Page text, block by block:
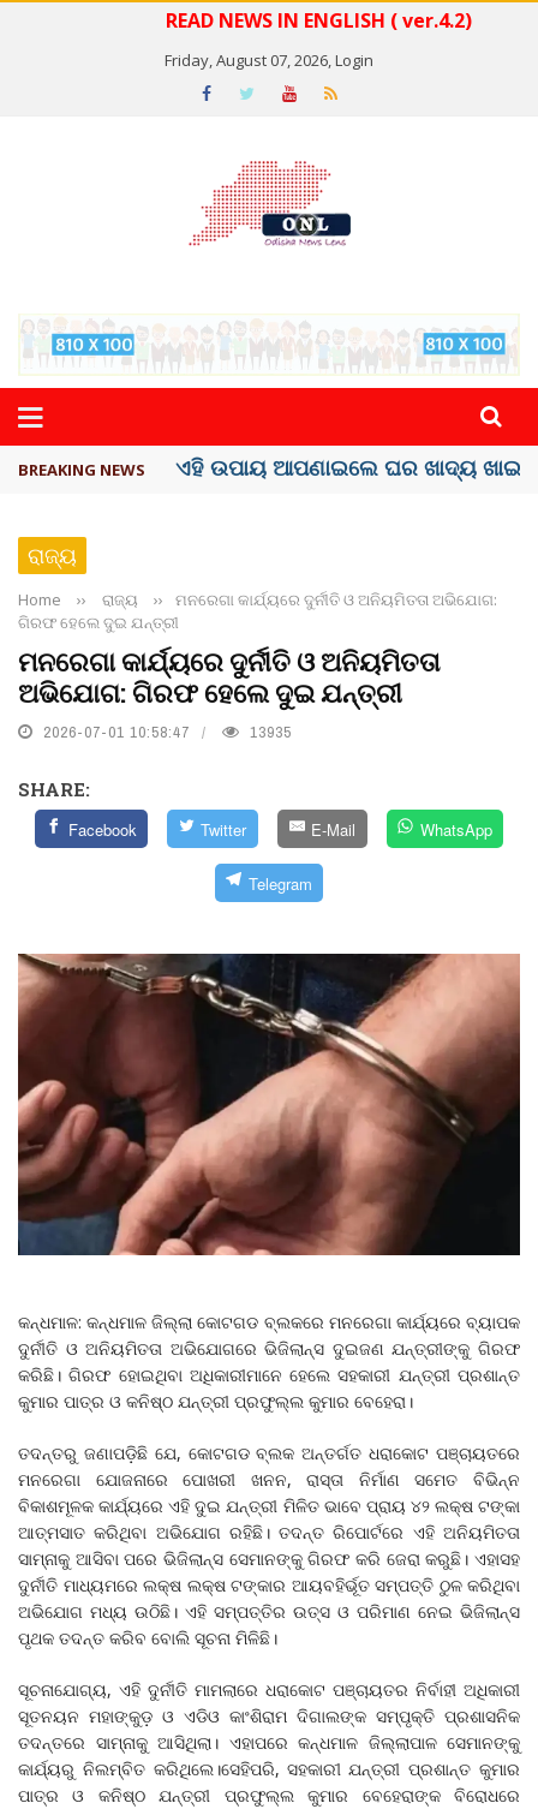
READ NEWS IN ENGLISH ( ver.4.2)
Friday, August 07, 2026,Login
BREAKING NEWS ସବୁଠୁ ମହଙ୍ଗା ସେଲିବ୍ରିଟି ଶାହରୁଖ ଖାନ୍
ରାଜ୍ୟ
Home ›› ରାଜ୍ୟ ››
ମନରେଗା କାର୍ଯ୍ୟରେ ଦୁର୍ନୀତି ଓ ଅନିୟମିତତା ଅଭିଯୋଗ:
ଗିରଫ ହେଲେ ଦୁଇ ଯନ୍ତ୍ରୀ
ମନରେଗା କାର୍ଯ୍ୟରେ ଦୁର୍ନୀତି ଓ ଅନିୟମିତତା
ଅଭିଯୋଗ: ଗିରଫ ହେଲେ ଦୁଇ ଯନ୍ତ୍ରୀ
2026-07-01 10:58:47 13935
SHARE:
Facebook Twitter E-Mail WhatsApp
Telegram
କନ୍ଧମାଳ: କନ୍ଧମାଳ ଜିଲ୍ଲା କୋଟଗଡ ବ୍ଲକରେ ମନରେଗା କାର୍ଯ୍ୟରେ ବ୍ୟାପକ
ଦୁର୍ନୀତି ଓ ଅନିୟମିତତା ଅଭିଯୋଗରେ ଭିଜିଲାନ୍ସ ଦୁଇଜଣ ଯନ୍ତ୍ରୀଙ୍କୁ ଗିରଫ
କରିଛି। ଗିରଫ ହୋଇଥିବା ଅଧିକାରୀମାନେ ହେଲେ ସହକାରୀ ଯନ୍ତ୍ରୀ ପ୍ରଶାନ୍ତ
କୁମାର ପାତ୍ର ଓ କନିଷ୍ଠ ଯନ୍ତ୍ରୀ ପ୍ରଫୁଲ୍ଲ କୁମାର ବେହେରା।
ତଦନ୍ତରୁ ଜଣାପଡ଼ିଛି ଯେ, କୋଟଗଡ ବ୍ଲକ ଅନ୍ତର୍ଗତ ଧରାକୋଟ ପଞ୍ଚାୟତରେ
ମନରେଗା ଯୋଜନାରେ ପୋଖରୀ ଖନନ, ରାସ୍ତା ନିର୍ମାଣ ସମେତ ବିଭିନ୍ନ
ବିକାଶମୂଳକ କାର୍ଯ୍ୟରେ ଏହି ଦୁଇ ଯନ୍ତ୍ରୀ ମିଳିତ ଭାବେ ପ୍ରାୟ ୪୨ ଲକ୍ଷ ଟଙ୍କା
ଆତ୍ମସାତ କରିଥିବା ଅଭିଯୋଗ ରହିଛି। ତଦନ୍ତ ରିପୋର୍ଟରେ ଏହି ଅନିୟମିତତା
ସାମ୍ନାକୁ ଆସିବା ପରେ ଭିଜିଲାନ୍ସ ସେମାନଙ୍କୁ ଗିରଫ କରି ଜେରା କରୁଛି। ଏହାସହ
ଦୁର୍ନୀତି ମାଧ୍ୟମରେ ଲକ୍ଷ ଲକ୍ଷ ଟଙ୍କାର ଆୟବହିର୍ଭୂତ ସମ୍ପତ୍ତି ଠୁଳ କରିଥିବା
ଅଭିଯୋଗ ମଧ୍ୟ ଉଠିଛି। ଏହି ସମ୍ପତ୍ତିର ଉତ୍ସ ଓ ପରିମାଣ ନେଇ ଭିଜିଲାନ୍ସ
ପୃଥକ ତଦନ୍ତ କରିବ ବୋଲି ସୂଚନା ମିଳିଛି।
ସୂଚନାଯୋଗ୍ୟ, ଏହି ଦୁର୍ନୀତି ମାମଲାରେ ଧରାକୋଟ ପଞ୍ଚାୟତର ନିର୍ବାହୀ ଅଧିକାରୀ
ସୂତନୟନ ମହାଙ୍କୁଡ଼ ଓ ଏଡିଓ କାଂଶିରାମ ଦିଗାଲଙ୍କ ସମ୍ପୃକ୍ତି ପ୍ରଶାସନିକ
ତଦନ୍ତରେ ସାମ୍ନାକୁ ଆସିଥିଲା। ଏହାପରେ କନ୍ଧମାଳ ଜିଲ୍ଲାପାଳ ସେମାନଙ୍କୁ
କାର୍ଯ୍ୟରୁ ନିଲମ୍ବିତ କରିଥିଲେ।ସେହିପରି, ସହକାରୀ ଯନ୍ତ୍ରୀ ପ୍ରଶାନ୍ତ କୁମାର
ପାତ୍ର ଓ କନିଷ୍ଠ ଯନ୍ତ୍ରୀ ପ୍ରଫୁଲ୍ଲ କୁମାର ବେହେରାଙ୍କ ବିରୋଧରେ